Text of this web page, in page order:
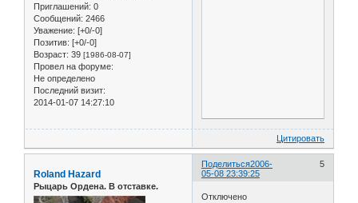
Приглашений: 0
Сообщений: 2466
Уважение: [+0/-0]
Позитив: [+0/-0]
Возраст: 39 [1986-08-07]
Провел на форуме:
Не определено
Последний визит:
2014-01-07 14:27:10
Цитировать
Поделиться 5
2006-
05-08 23:39:25
Roland Hazard
Рыцарь Ордена. В отставке.
Отключено